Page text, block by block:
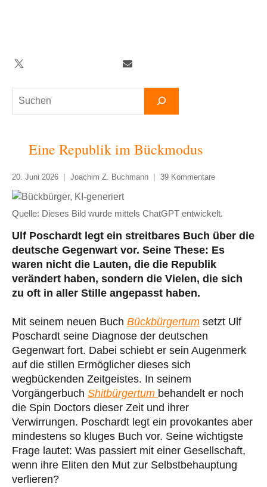
Suchen
Twitter TelegramNewsletter
Eine Republik im Bückmodus
20. Juni 2026 Joachim Z. Buchmann 39 Kommentare
Quelle: Dieses Bild wurde mittels ChatGPT entwickelt.
Ulf Poschardt legt ein streitbares Buch über die
deutsche Gegenwart vor. Seine These: Es
waren nicht die Lauten, die die Republik
verändert haben, sondern die Vielen, die sich
zu oft in aller Stille angepasst haben.
Mit seinem neuen Buch Bückbürgertum setzt Ulf
Poschardt seine Diagnose der deutschen
Gegenwart fort. Dabei schiebt er sein Augenmerk
auf die stillen Ermöglicher dieses sich
wegbückenden Zeitgeistes. In seinem
Vorgängerbuch Shitbürgertum behandelt er noch
die Spin Doctors dieser Zeit und ihrer
Verwirrungen. Poschardt legt ein provokantes aber
mindestens so kluges Buch vor. Seine wichtigste
Frage lautet: Was passiert mit einer Gesellschaft,
wenn ihre Eliten den Mut zur Selbstbehauptung
verlieren?